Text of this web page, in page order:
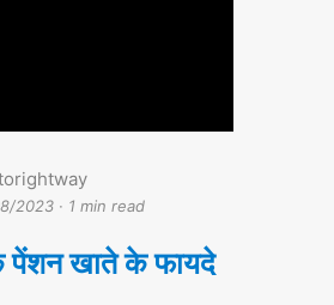
2023· 1 min read
पेंशन खाते के फायदे